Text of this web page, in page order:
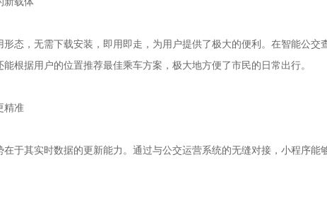
态，无需下载安装，即用即走，为用户提供了极大的便利。在智能公
根据用户的位置推荐最佳乘车方案，极大地方便了市民的日常出行。
精准
在于其实时数据的更新能力。通过与公交运营系统的无缝对接，小程序